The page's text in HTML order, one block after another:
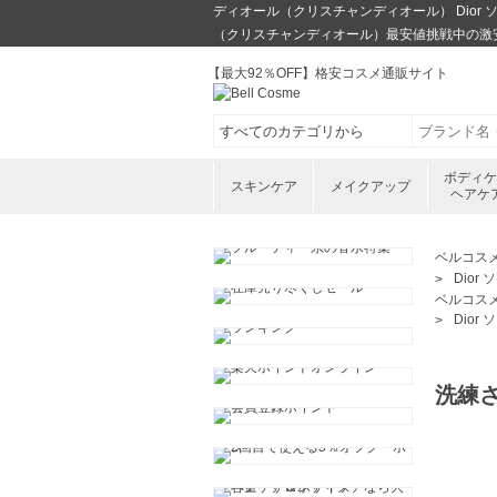
ディオール（クリスチャンディオール） Dior
（クリスチャンディオール）最安値挑戦中の
【最大92％OFF】格安コスメ通販サイト
スキンケア メイクアップ
ボディ
ヘアケ
ベルコス
Dior
ベルコス
Dior
洗練